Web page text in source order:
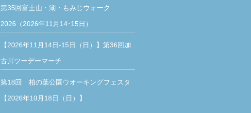
第35回富士山・湖・もみじウォーク
2026（2026年11月14･15日）
【2026年11月14日-15日（日）】第36回加
古川ツーデーマーチ
第18回 柏の葉公園ウオーキングフェスタ
【2026年10月18日（日）】